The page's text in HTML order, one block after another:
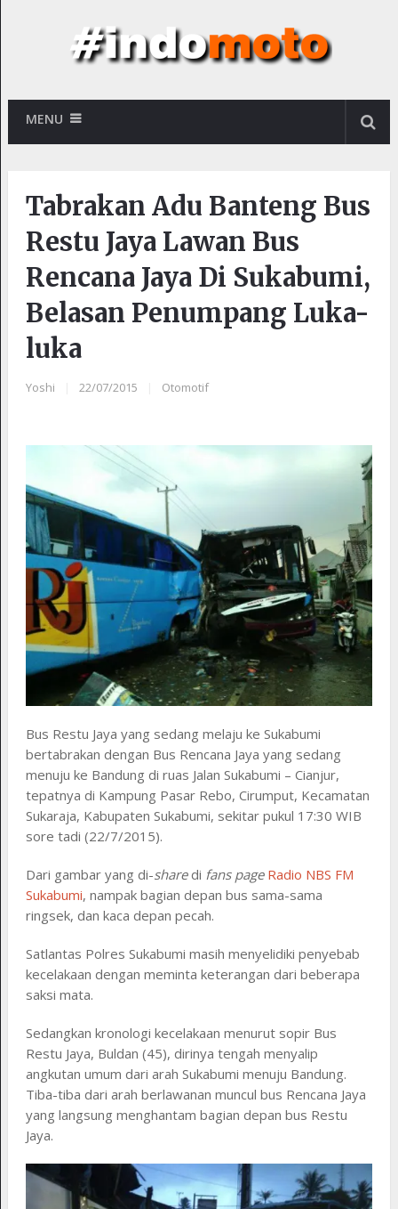
MENU
Tabrakan Adu Banteng Bus
Restu Jaya Lawan Bus
Rencana Jaya Di Sukabumi,
Belasan Penumpang Luka-
luka
Yoshi 22/07/2015 Otomotif
Bus Restu Jaya yang sedang melaju ke Sukabumi
bertabrakan dengan Bus Rencana Jaya yang sedang
menuju ke Bandung di ruas Jalan Sukabumi – Cianjur,
tepatnya di Kampung Pasar Rebo, Cirumput, Kecamatan
Sukaraja, Kabupaten Sukabumi, sekitar pukul 17:30 WIB
sore tadi (22/7/2015).
Dari gambar yang di-sharedi fans page Radio NBS FM
Sukabumi, nampak bagian depan bus sama-sama
ringsek, dan kaca depan pecah.
Satlantas Polres Sukabumi masih menyelidiki penyebab
kecelakaan dengan meminta keterangan dari beberapa
saksi mata.
Sedangkan kronologi kecelakaan menurut sopir Bus
Restu Jaya, Buldan (45), dirinya tengah menyalip
angkutan umum dari arah Sukabumi menuju Bandung.
Tiba-tiba dari arah berlawanan muncul bus Rencana Jaya
yang langsung menghantam bagian depan bus Restu
Jaya.